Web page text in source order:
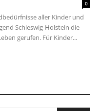
0
aller Kinder und
Schleswig-Holstein die
gerufen. Für Kinder...